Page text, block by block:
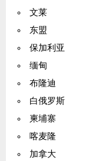
文莱
东盟
保加利亚
缅甸
布隆迪
白俄罗斯
柬埔寨
喀麦隆
加拿大